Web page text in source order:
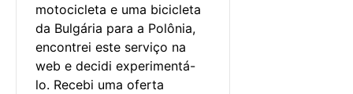
motocicleta e uma bicicleta
da Bulgária para a Polônia,
encontrei este serviço na
web e decidi experimentá-
lo. Recebi uma oferta